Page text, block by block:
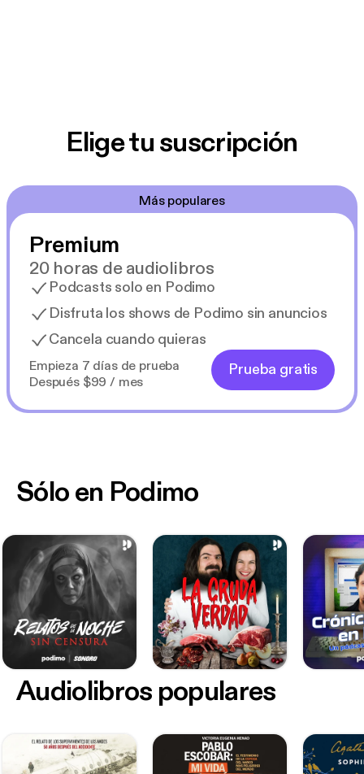
Elige tu suscripción
Más populares
Premium
20 horas de audiolibros
Podcasts solo en Podimo
Disfruta los shows de Podimo sin anuncios
Cancela cuando quieras
Empieza 7 días de prueba
Después $99 / mes
Prueba gratis
Sólo en Podimo
Audiolibros populares